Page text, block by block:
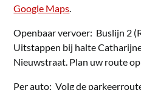
Google Maps.
Openbaar vervoer: Buslijn 2
Uitstappen bij halte
Nieuwstraat. Plan uw route
Per auto: Volg de